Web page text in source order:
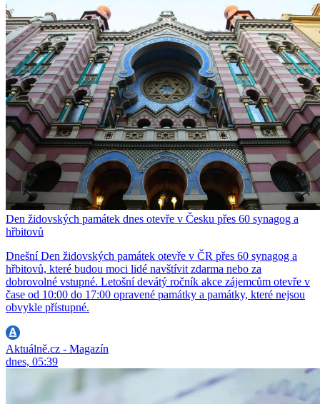
Den židovských památek dnes otevře v Česku přes 60 synagog a
hřbitovů
Dnešní Den židovských památek otevře v ČR přes 60 synagog a
hřbitovů, které budou moci lidé navštívit zdarma nebo za
dobrovolné vstupné. Letošní devátý ročník akce zájemcům otevře v
čase od 10:00 do 17:00 opravené památky a památky, které nejsou
obvykle přístupné.
Aktuálně.cz - Magazín
dnes, 05:39